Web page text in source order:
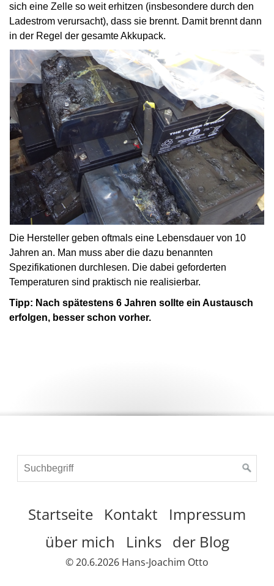
sich eine Zelle so weit erhitzen (insbesondere durch den
Ladestrom verursacht), dass sie brennt. Damit brennt dann
in der Regel der gesamte Akkupack.
Die Hersteller geben oftmals eine Lebensdauer von 10
Jahren an. Man muss aber die dazu benannten
Spezifikationen durchlesen. Die dabei geforderten
Temperaturen sind praktisch nie realisierbar.
Tipp: Nach spätestens 6 Jahren sollte ein Austausch
erfolgen, besser schon vorher.
Startseite Kontakt
Impressum
über mich
Links der Blog
© 20.6.2026 Hans-Joachim Otto